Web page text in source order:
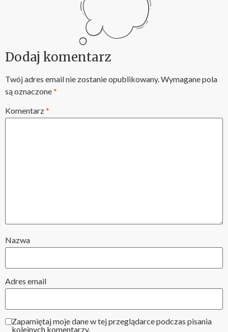
Dodaj komentarz
Twój adres email nie zostanie opublikowany.Wymagane pola
są oznaczone*
Komentarz*
Nazwa
Adres email
Zapamiętaj moje dane w tej przeglądarce podczas pisania
kolejnych komentarzy.